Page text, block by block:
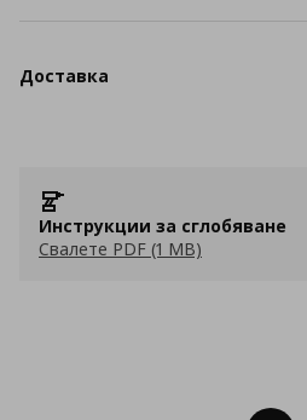
Доставка
Инструкции за сглобяване
Свалете PDF (1 MB)